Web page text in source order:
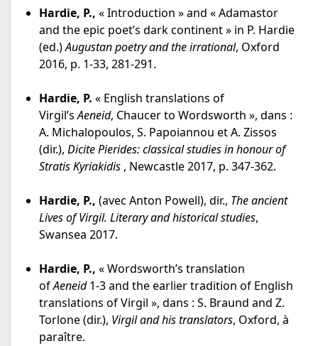
Hardie, P., « Introduction » and « Adamastor
and the epic poet’s dark continent » in P. Hardie
(ed.)Augustan poetry and the irrational, Oxford
2016, p. 1-33, 281-291.
Hardie, P. « English translations of
Virgil’sAeneid, Chaucer to Wordsworth », dans :
A. Michalopoulos, S. Papoiannou et A. Zissos
(dir.), Dicite Pierides: classical studies in honour of
Stratis Kyriakidis , Newcastle 2017, p. 347-362.
Hardie, P., (avec Anton Powell), dir., The ancient
Lives of Virgil. Literary and historical studies,
Swansea 2017.
Hardie, P., « Wordsworth’s translation
ofAeneid1-3 and the earlier tradition of English
translations of Virgil », dans : S. Braund and Z.
Torlone (dir.), Virgil and his translators, Oxford, à
paraître.